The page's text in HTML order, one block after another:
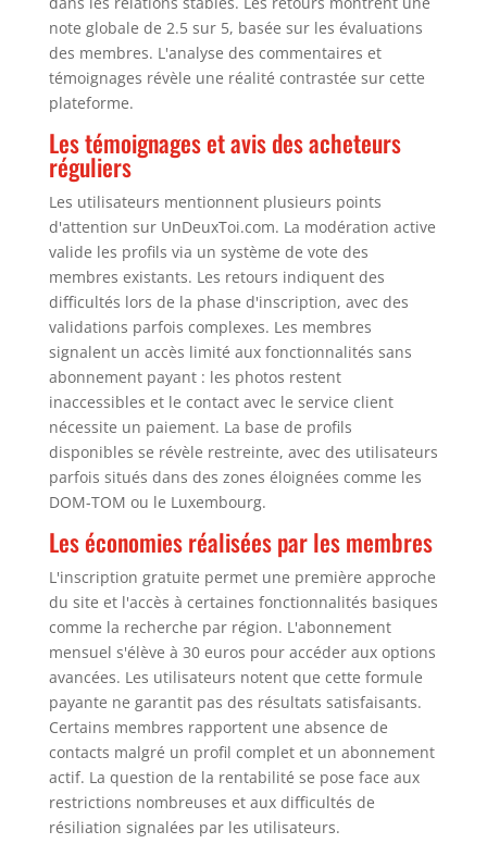
note globale de 2.5 sur 5, basée sur les évaluations
des membres. L'analyse des commentaires et
témoignages révèle une réalité contrastée sur cette
plateforme.
Les témoignages et avis des acheteurs
réguliers
Les utilisateurs mentionnent plusieurs points
d'attention sur UnDeuxToi.com. La modération active
valide les profils via un système de vote des
membres existants. Les retours indiquent des
difficultés lors de la phase d'inscription, avec des
validations parfois complexes. Les membres
signalent un accès limité aux fonctionnalités sans
abonnement payant : les photos restent
inaccessibles et le contact avec le service client
nécessite un paiement. La base de profils
disponibles se révèle restreinte, avec des utilisateurs
parfois situés dans des zones éloignées comme les
DOM-TOM ou le Luxembourg.
Les économies réalisées par les membres
L'inscription gratuite permet une première approche
du site et l'accès à certaines fonctionnalités basiques
comme la recherche par région. L'abonnement
mensuel s'élève à 30 euros pour accéder aux options
avancées. Les utilisateurs notent que cette formule
payante ne garantit pas des résultats satisfaisants.
Certains membres rapportent une absence de
contacts malgré un profil complet et un abonnement
actif. La question de la rentabilité se pose face aux
restrictions nombreuses et aux difficultés de
résiliation signalées par les utilisateurs.